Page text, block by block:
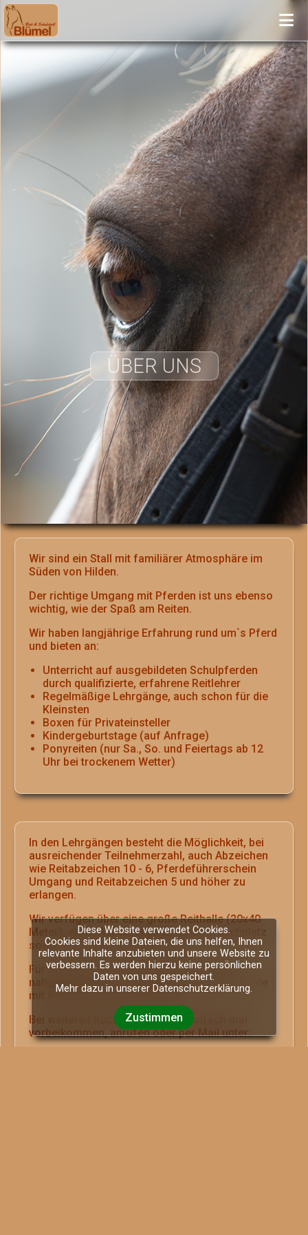
Diese Website verwendet Cookies.
Cookies sind kleine Dateien, die uns helfen, Ihnen
relevante Inhalte anzubieten und unsere Website zu
verbessern. Es werden hierzu keine persönlichen
Daten von uns gespeichert.
Mehr dazu in unserer Datenschutzerklärung.
Zustimmen
ÜBER UNS
Wir sind ein Stall mit familiärer Atmosphäre im
Süden von Hilden.
Der richtige Umgang mit Pferden ist uns ebenso
wichtig, wie der Spaß am Reiten.
Wir haben langjährige Erfahrung rund um`s Pferd
und bieten an:
Unterricht auf ausgebildeten Schulpferden
durch qualifizierte, erfahrene Reitlehrer
Regelmäßige Lehrgänge, auch schon für die
Kleinsten
Boxen für Privateinsteller
Kindergeburtstage (auf Anfrage)
Ponyreiten (nur Sa., So. und Feiertags ab 12
Uhr bei trockenem Wetter)
In den Lehrgängen besteht die Möglichkeit, bei
ausreichender Teilnehmerzahl, auch Abzeichen
wie Reitabzeichen 10 - 6, Pferdeführerschein
Umgang und Reitabzeichen 5 und höher zu
erlangen.
Wir verfügen über eine große Reithalle (20x40
Meter), einen Außenreitplatz, einen Waschplatz
sowie über einen Longierzirkel.
Für Ausritte steht den Einstellern auch das
nahgelegene Naturschutzgebiet Ohligser Heide
mit Reitwegen zur Verfügung.
Bei weiteren Rückfragen gerne einfach mal
vorbeikommen, anrufen oder per Mail unter: